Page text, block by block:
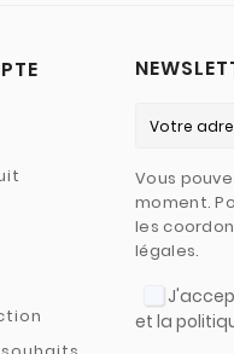
Vous
moment.
les
légales.
et la